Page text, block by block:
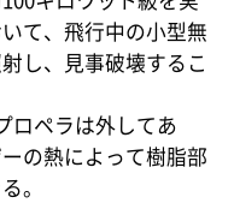
て、飛行中の小型無
し、見事破壊するこ
ロペラは外してあ
の熱によって樹脂部
。